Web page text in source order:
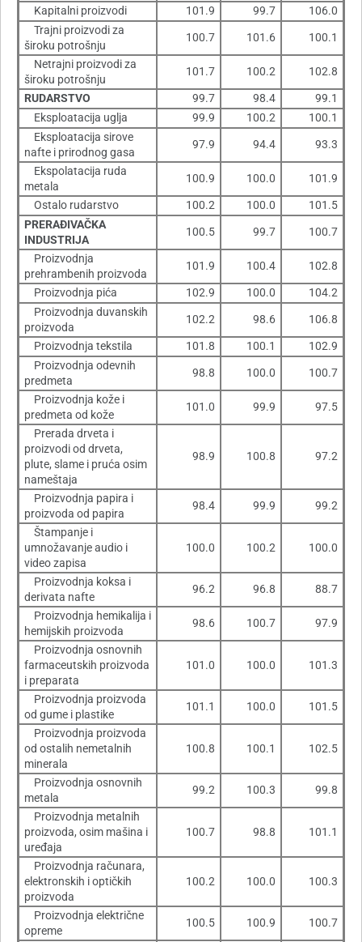
Kapitalni proizvodi 101.9 99.7
106.0
Trajni proizvodi za
široku potrošnju
100.7 101.6 100.1
Netrajni proizvodi za
široku potrošnju
101.7 100.2 102.8
RUDARSTVO 99.7 98.4
99.1
Eksploatacija uglja
99.9 100.2
100.1
Eksploatacija sirove
nafte i prirodnog gasa
97.9 94.4 93.3
Ekspolatacija ruda
metala
100.9 100.0 101.9
Ostalo rudarstvo 100.2 100.0
101.5
PRERAÐIVAČKA
INDUSTRIJA
100.5 99.7 100.7
Proizvodnja
prehrambenih proizvoda
101.9 100.4 102.8
Proizvodnja pića 102.9 100.0
104.2
Proizvodnja duvanskih
proizvoda
102.2 98.6 106.8
Proizvodnja tekstila 101.8 100.1
102.9
Proizvodnja odevnih
predmeta
98.8 100.0 100.7
Proizvodnja kože i
predmeta od kože
101.0 99.9 97.5
Prerada drveta i
proizvodi od drveta,
plute, slame i pruća osim
nameštaja
98.9 100.8 97.2
Proizvodnja papira i
proizvoda od papira
98.4 99.9 99.2
Štampanje i
umnožavanje audio i
video zapisa
100.0 100.2 100.0
Proizvodnja koksa i
derivata nafte
96.2 96.8 88.7
Proizvodnja hemikalija i
hemijskih proizvoda
98.6 100.7 97.9
Proizvodnja osnovnih
farmaceutskih proizvoda
i preparata
101.0 100.0 101.3
Proizvodnja proizvoda
od gume i plastike
101.1 100.0 101.5
Proizvodnja proizvoda
od ostalih nemetalnih
minerala
100.8 100.1 102.5
Proizvodnja osnovnih
metala
99.2 100.3 99.8
Proizvodnja metalnih
proizvoda, osim mašina i
uređaja
100.7 98.8 101.1
Proizvodnja računara,
elektronskih i optičkih
proizvoda
100.2 100.0 100.3
Proizvodnja električne
opreme
100.5 100.9 100.7